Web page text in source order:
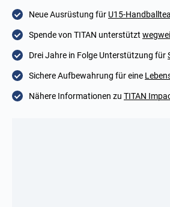
Neue Ausrüstung für U15-
Spende von TITAN unterstützt
Drei Jahre in Folge Unterstützung für
Sichere Aufbewahrung für eine
Nähere Informationen zu TITAN